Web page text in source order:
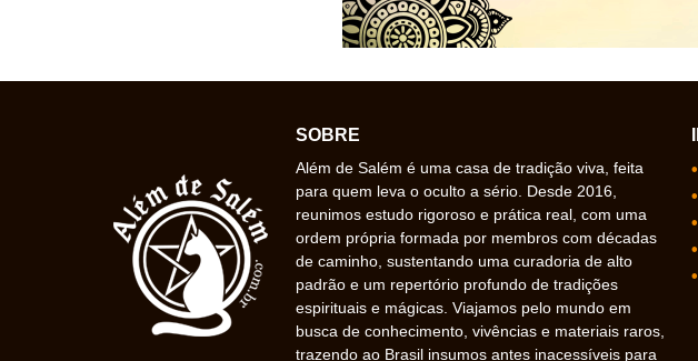
SOBRE
Além de Salém é uma casa de tradição viva, feita
para quem leva o oculto a sério. Desde 2016,
reunimos estudo rigoroso e prática real, com uma
ordem própria formada por membros com décadas
de caminho, sustentando uma curadoria de alto
padrão e um repertório profundo de tradições
espirituais e mágicas. Viajamos pelo mundo em
busca de conhecimento, vivências e materiais raros,
trazendo ao Brasil insumos antes inacessíveis para